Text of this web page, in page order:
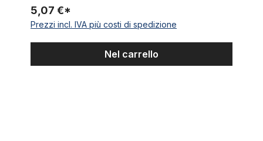
5,07 €*
Prezzi incl. IVA più costi di spedizione
Nel carrello